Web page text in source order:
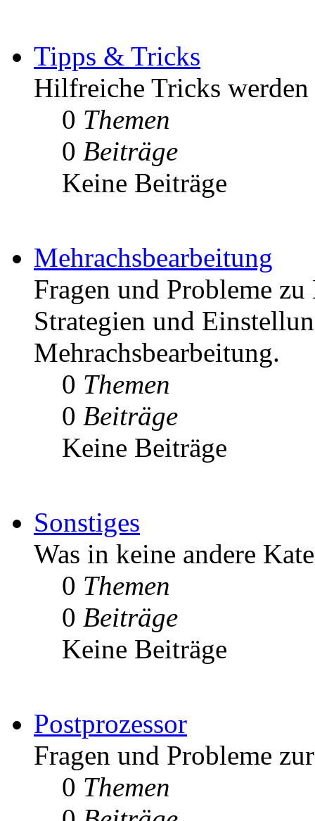
Tipps & Tricks
Hilfreiche Tricks
0 Themen
0 Beiträge
Keine Beiträge
Mehrachsbearbeitung
Fragen und Probleme
Strategien und
Mehrachsbearbeitung.
0 Themen
0 Beiträge
Keine Beiträge
Sonstiges
Was in keine andere
0 Themen
0 Beiträge
Keine Beiträge
Postprozessor
Fragen und Probleme
0 Themen